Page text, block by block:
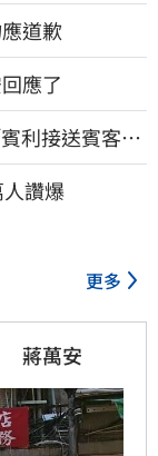
道歉
應了
利接送賓客」
讚爆
更多
蔣萬安